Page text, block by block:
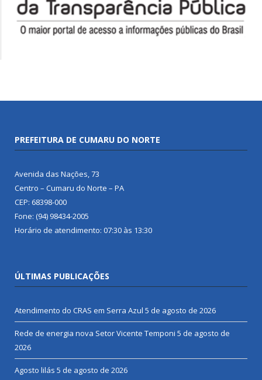
PREFEITURA DE CUMARU DO NORTE
Avenida das Nações, 73
Centro – Cumaru do Norte – PA
CEP: 68398-000
Fone: (94) 98434-2005
Horário de atendimento: 07:30 às 13:30
ÚLTIMAS PUBLICAÇÕES
Atendimento do CRAS em Serra Azul 5 de agosto de 2026
Rede de energia nova Setor Vicente Temponi 5 de agosto de
2026
Agosto lilás 5 de agosto de 2026